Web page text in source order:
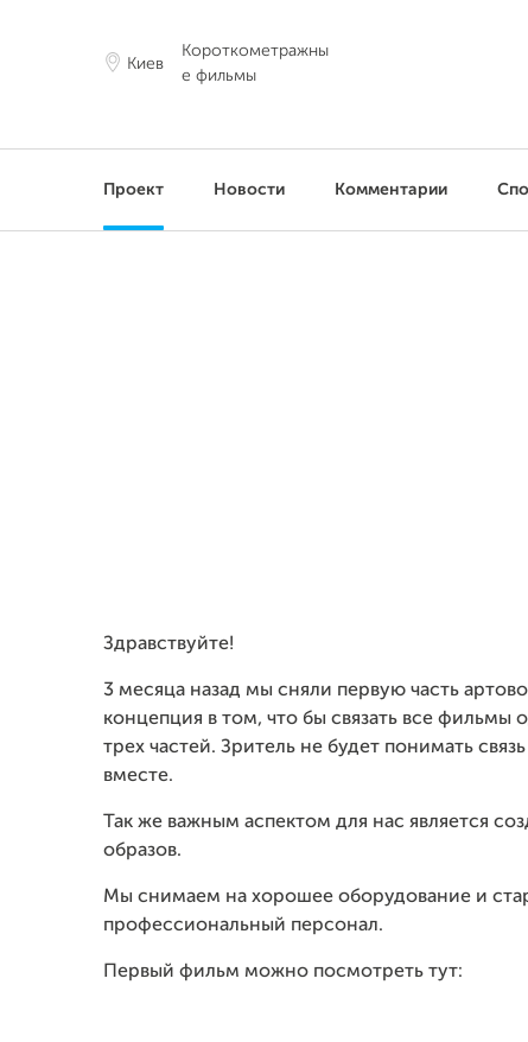
Киев
Короткометражны
е фильмы
Проект Новости Комментарии
Здравствуйте!
3 месяца назад мы сняли первую часть
концепция в том, что бы связать все
трех частей. Зритель не будет понимать
вместе.
Так же важным аспектом для нас является
образов.
Мы снимаем на хорошее оборудование и
профессиональный персонал.
Первый фильм можно посмотреть тут: